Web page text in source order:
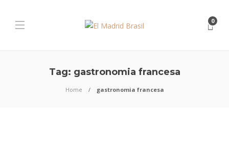
0
Tag: gastronomia francesa
Home gastronomia francesa